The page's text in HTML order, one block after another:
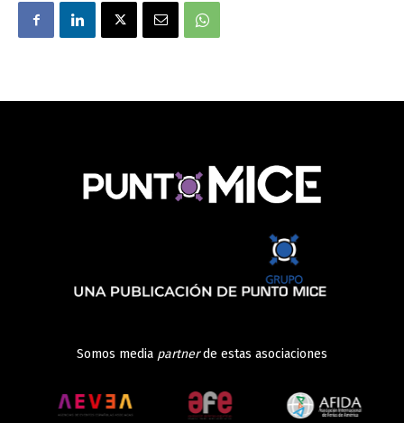
Somos media partnerde estas asociaciones